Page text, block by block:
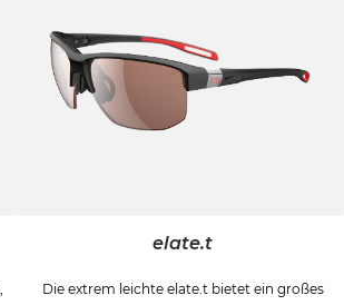
elate.t
Die extrem leichte elate.t bietet ein großes